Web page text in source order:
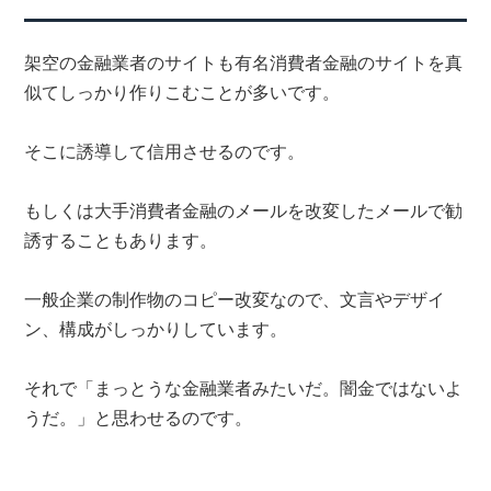
架空の金融業者のサイトも有名消費者金融のサイトを真
似てしっかり作りこむことが多いです。
そこに誘導して信用させるのです。
もしくは大手消費者金融のメールを改変したメールで勧
誘することもあります。
一般企業の制作物のコピー改変なので、文言やデザイ
ン、構成がしっかりしています。
それで「まっとうな金融業者みたいだ。闇金ではないよ
うだ。」と思わせるのです。